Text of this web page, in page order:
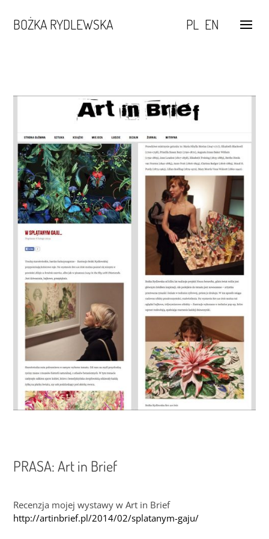
BOŻKA RYDLEWSKA PL EN
PRASA: Art in Brief
Recenzja mojej wystawy w Art in Brief
http://artinbrief.pl/2014/02/splatanym-gaju/